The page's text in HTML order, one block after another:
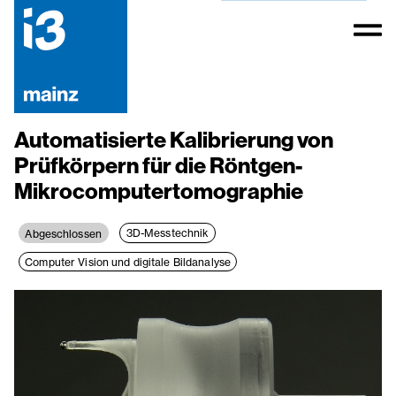
Automatisierte Kalibrierung von
Prüfkörpern für die Röntgen-
Mikrocomputertomographie
Abgeschlossen 3D-Messtechnik
Computer Vision und digitale Bildanalyse